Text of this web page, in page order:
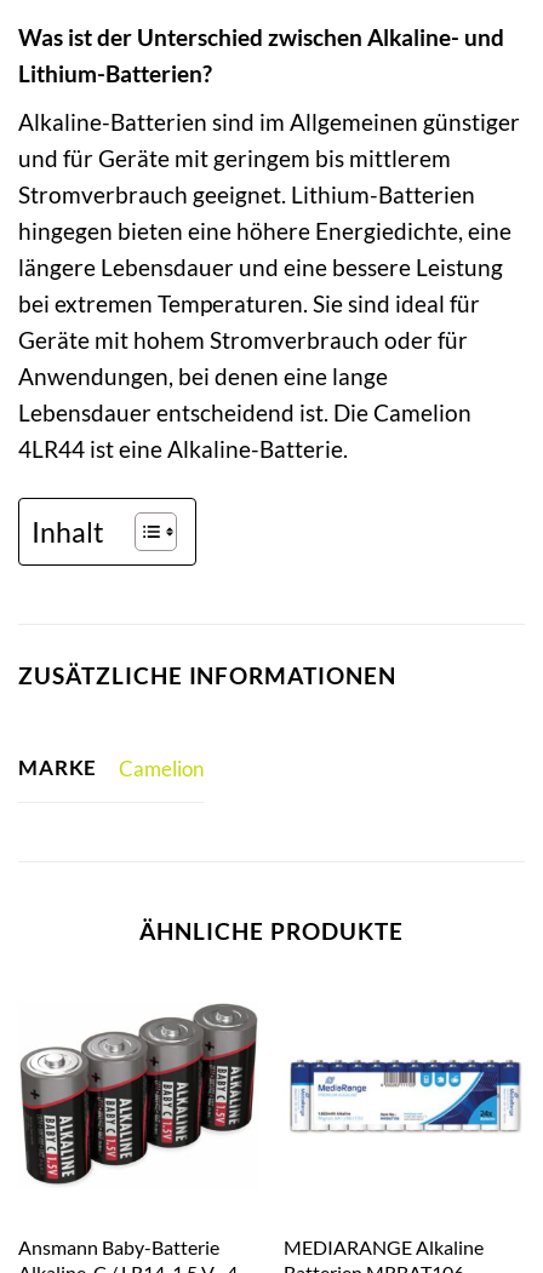
Was ist der Unterschied zwischen Alkaline- und
Lithium-Batterien?
Alkaline-Batterien sind im Allgemeinen günstiger
und für Geräte mit geringem bis mittlerem
Stromverbrauch geeignet. Lithium-Batterien
hingegen bieten eine höhere Energiedichte, eine
längere Lebensdauer und eine bessere Leistung
bei extremen Temperaturen. Sie sind ideal für
Geräte mit hohem Stromverbrauch oder für
Anwendungen, bei denen eine lange
Lebensdauer entscheidend ist. Die Camelion
4LR44 ist eine Alkaline-Batterie.
Inhalt
ZUSÄTZLICHE INFORMATIONEN
MARKE Camelion
ÄHNLICHE PRODUKTE
Ansmann Baby-Batterie
MEDIARANGE Alkaline